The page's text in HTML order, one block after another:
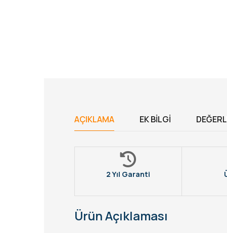
AÇIKLAMA EK BILGI
2 Yıl Garanti
Ürün Açıklaması